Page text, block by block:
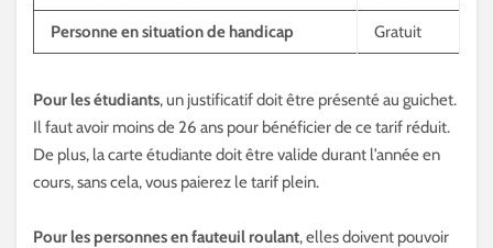
Personne en situation de handicap Gratuit
Pour les étudiants, un justificatif doit être présenté au guichet.
Il faut avoir moins de 26 ans pour bénéficier de ce tarif réduit.
De plus, la carte étudiante doit être valide durant l’année en
cours, sans cela, vous paierez le tarif plein.
Pour les personnes en fauteuil roulant, elles doivent pouvoir